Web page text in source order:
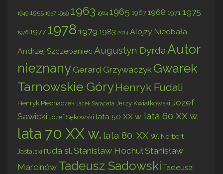
1949 1955 1957 1959 1963 1964 1965 19671968 19711975
1976 1977 1978 1979 1983 2014 Alojzy Niedbała
Andrzej Szczepaniec Augustyn DyrdaAutor
nieznany Gerard Grzywaczyk Gwarek
Tarnowskie GóryHenryk Fudali
Henryk Piechaczek Jacek Sarapata Jerzy Kwiatkowski Józef
Sawicki Józef Sękowski lata 50 XX w. lata 60 XX w.
lata 70 XX w. lata 80. XX w. Norbert
Jastalski ruda śl. Stanisław HochułStanisław
Marcinów Tadeusz Sadowski Tadeusz